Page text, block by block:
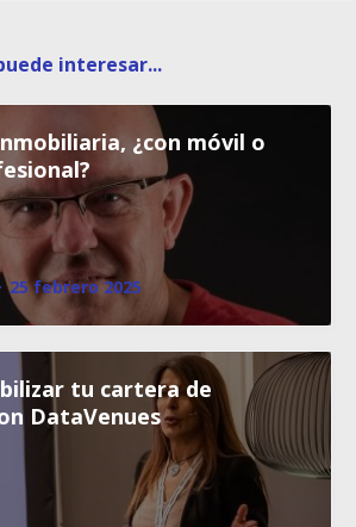
interesar...
¿con móvil o
· 25 febrero 2025
tu cartera de
DataVenues